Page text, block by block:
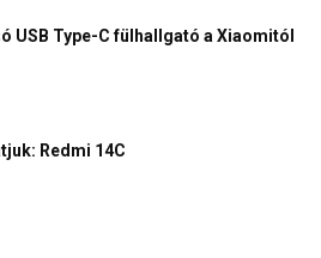
USB Type-C fülhallgató a Xiaomitól
Redmi 14C